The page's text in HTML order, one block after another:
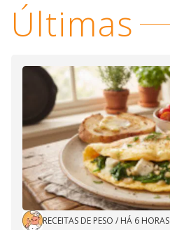
Últimas
RECEITAS DE PESO / HÁ 6 HORAS